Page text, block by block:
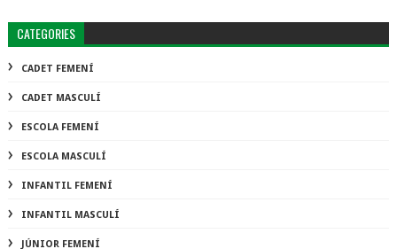
CATEGORIES
CADET FEMENÍ
CADET MASCULÍ
ESCOLA FEMENÍ
ESCOLA MASCULÍ
INFANTIL FEMENÍ
INFANTIL MASCULÍ
JÚNIOR FEMENÍ